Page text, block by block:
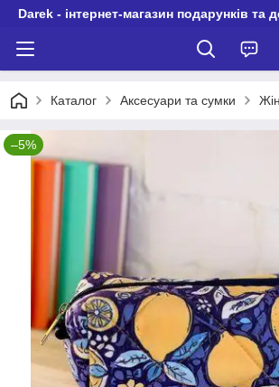
Darek - інтернет-магазин подарунків та
Каталог Аксесуари та сумки
–5%